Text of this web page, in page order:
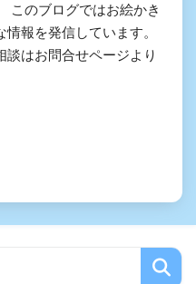
このブログではお絵かき
報を発信しています。
談はお問合せページより